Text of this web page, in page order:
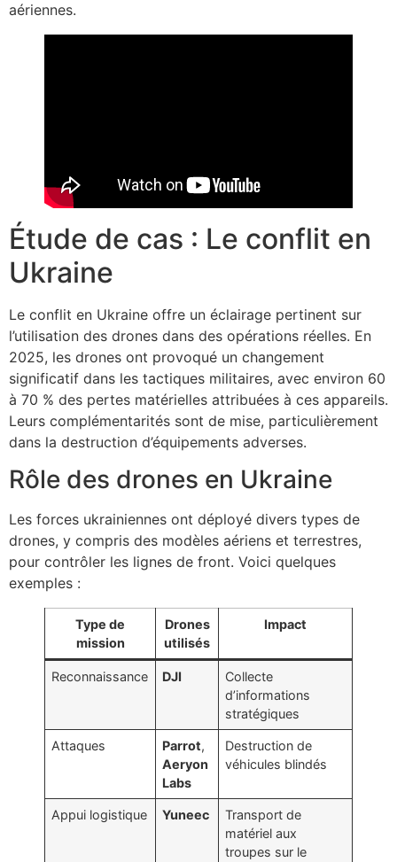
aériennes.
Étude de cas : Le conflit en
Ukraine
Le conflit en Ukraine offre un éclairage pertinent sur
l’utilisation des drones dans des opérations réelles. En
2025, les drones ont provoqué un changement
significatif dans les tactiques militaires, avec environ 60
à 70 % des pertes matérielles attribuées à ces appareils.
Leurs complémentarités sont de mise, particulièrement
dans la destruction d’équipements adverses.
Rôle des drones en Ukraine
Les forces ukrainiennes ont déployé divers types de
drones, y compris des modèles aériens et terrestres,
pour contrôler les lignes de front. Voici quelques
exemples :
Type de
mission
Drones
utilisés
Impact
Reconnaissance DJI
Collecte
d’informations
stratégiques
Attaques Parrot,
Aeryon
Labs
Destruction de
véhicules blindés
Appui logistique Yuneec
Transport de
matériel aux
troupes sur le